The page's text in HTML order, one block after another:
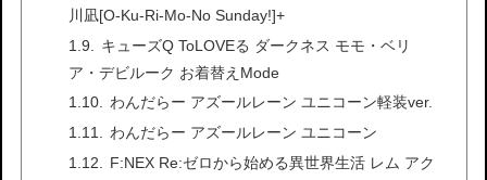
川凪[O-Ku-Ri-Mo-No Sunday!]+
キューズQ ToLOVEる ダークネス モモ・ベリ
ア・デビルーク お着替えMode
わんだらー アズールレーン ユニコーン軽装ver.
わんだらー アズールレーン ユニコーン
F:NEX Re:ゼロから始める異世界生活 レム アク